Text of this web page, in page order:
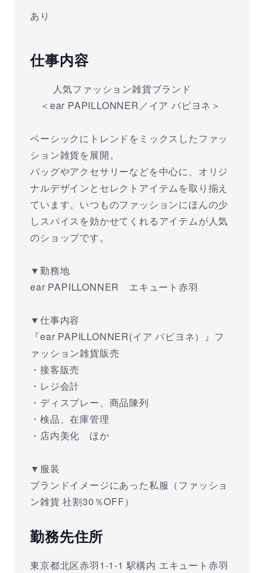
あり
仕事内容
人気ファッション雑貨ブランド
＜ear PAPILLONNER／イア パピヨネ＞
ベーシックにトレンドをミックスしたファッ
ション雑貨を展開。
バッグやアクセサリーなどを中心に、オリジ
ナルデザインとセレクトアイテムを取り揃え
ています。いつものファッションにほんの少
しスパイスを効かせてくれるアイテムが人気
のショップです。
▼勤務地
ear PAPILLONNER エキュート赤羽
▼仕事内容
『ear PAPILLONNER(イア パピヨネ）』フ
ァッション雑貨販売
・接客販売
・レジ会計
・ディスプレー、商品陳列
・検品、在庫管理
・店内美化 ほか
▼服装
ブランドイメージにあった私服（ファッショ
ン雑貨 社割30％OFF）
勤務先住所
東京都北区赤羽1-1-1 駅構内 エキュート赤羽